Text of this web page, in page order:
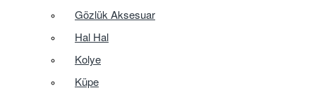
Gözlük Aksesuar
Hal Hal
Kolye
Küpe